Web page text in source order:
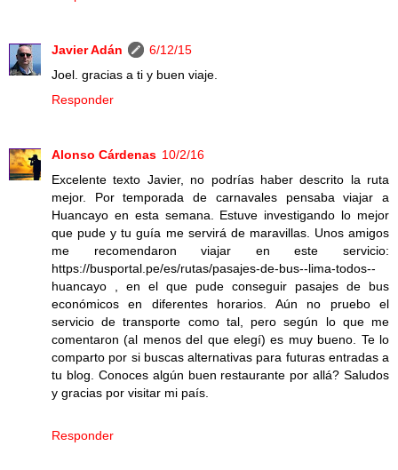
Javier Adán
6/12/15
Joel. gracias a ti y buen viaje.
Responder
Alonso Cárdenas 10/2/16
Excelente texto Javier, no podrías haber descrito la ruta
mejor. Por temporada de carnavales pensaba viajar a
Huancayo en esta semana. Estuve investigando lo mejor
que pude y tu guía me servirá de maravillas. Unos amigos
me recomendaron viajar en este servicio:
https://busportal.pe/es/rutas/pasajes-de-bus--lima-todos--
huancayo , en el que pude conseguir pasajes de bus
económicos en diferentes horarios. Aún no pruebo el
servicio de transporte como tal, pero según lo que me
comentaron (al menos del que elegí) es muy bueno. Te lo
comparto por si buscas alternativas para futuras entradas a
tu blog. Conoces algún buen restaurante por allá? Saludos
y gracias por visitar mi país.
Responder